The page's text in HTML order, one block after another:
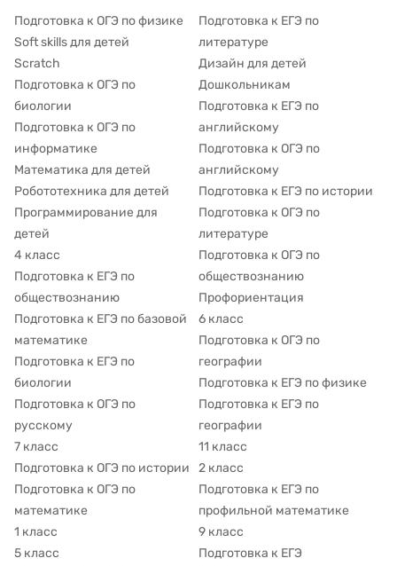
Подготовка к ОГЭ по физике
Soft skills для детей
Scratch
Подготовка к ОГЭ по
биологии
Подготовка к ОГЭ по
информатике
Математика для детей
Робототехника для детей
Программирование для
детей
4 класс
Подготовка к ЕГЭ по
обществознанию
Подготовка к ЕГЭ по базовой
математике
Подготовка к ЕГЭ по
биологии
Подготовка к ОГЭ по
русскому
7 класс
Подготовка к ОГЭ по истории
Подготовка к ОГЭ по
математике
1 класс
5 класс
Подготовка к ЕГЭ по
литературе
Дизайн для детей
Дошкольникам
Подготовка к ЕГЭ по
английскому
Подготовка к ОГЭ по
английскому
Подготовка к ЕГЭ по истории
Подготовка к ОГЭ по
литературе
Подготовка к ОГЭ по
обществознанию
Профориентация
6 класс
Подготовка к ОГЭ по
географии
Подготовка к ЕГЭ по физике
Подготовка к ЕГЭ по
географии
11 класс
2 класс
Подготовка к ЕГЭ по
профильной математике
9 класс
Подготовка к ЕГЭ